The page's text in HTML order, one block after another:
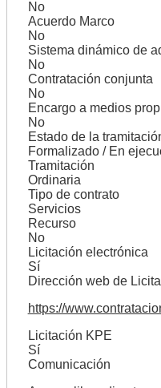
No
Acuerdo Marco
No
Sistema dinámico de
No
Contratación conjunta
No
Encargo a medios
No
Estado de la
Formalizado / En
Tramitación
Ordinaria
Tipo de contrato
Servicios
Recurso
No
Licitación electrónica
Sí
Dirección web de
https://
Licitación KPE
Sí
Comunicación